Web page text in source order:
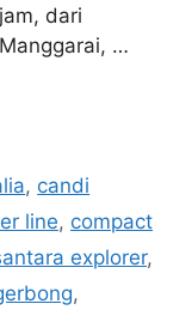
dari
…
, candi
line, compact
explorer,
,